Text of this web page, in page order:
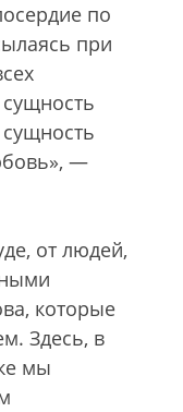
по
при
—
от людей,
которые
Здесь, в
мы